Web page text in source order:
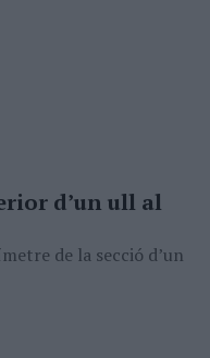
d’un ull al
de la secció d’un